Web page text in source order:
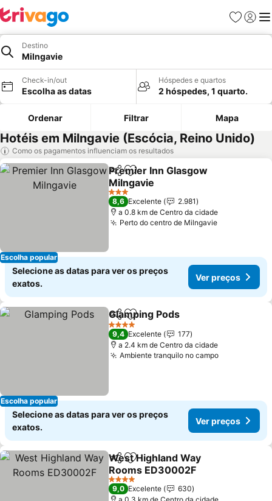
Favoritos
Iniciar
Destino
Milngavie
Check-in/out
Escolha as datas
Hóspedes e quartos
2 hóspedes, 1 quarto.
Ordenar Filtrar Mapa
Hotéis em Milngavie (Escócia, Reino Unido)
Como os pagamentos influenciam os resultados
Escolha popular
PartilharAdicionar aos favoritos
Premier Inn Glasgow
Milngavie
3 Estrelas
8,6 Excelente
2.981
a 0.8 km de Centro da cidade
Perto do centro de Milngavie
Selecione as datas para ver os preços
exatos.
Ver preços
Escolha popular
PartilharAdicionar aos favoritos
Glamping Pods
4 Estrelas
9,4 Excelente
177
a 2.4 km de Centro da cidade
Ambiente tranquilo no campo
Selecione as datas para ver os preços
exatos.
Ver preços
PartilharAdicionar aos favoritos
West Highland Way
Rooms ED30002F
4 Estrelas
9,0 Excelente
630